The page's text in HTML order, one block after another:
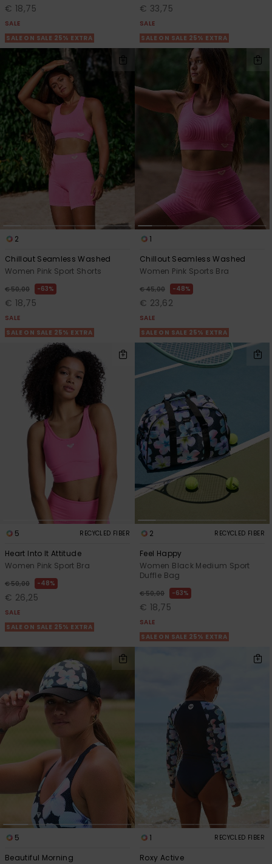
€ 18,75
SALE
SALE ON SALE 25% EXTRA
€ 33,75
SALE
SALE ON SALE 25% EXTRA
2
Chillout Seamless Washed
Women Pink Sport Shorts
€ 50,00 63%
€ 18,75
SALE
SALE ON SALE 25% EXTRA
1
Chillout Seamless Washed
Women Pink Sports Bra
€ 45,00 48%
€ 23,62
SALE
SALE ON SALE 25% EXTRA
5 RECYCLED FIBER
Heart Into It Attitude
Women Pink Sport Bra
€ 50,00 48%
€ 26,25
SALE
SALE ON SALE 25% EXTRA
2 RECYCLED FIBER
Feel Happy
Women Black Medium Sport
Duffle Bag
€ 50,00 63%
€ 18,75
SALE
SALE ON SALE 25% EXTRA
5
Beautiful Morning
1 RECYCLED FIBER
Roxy Active